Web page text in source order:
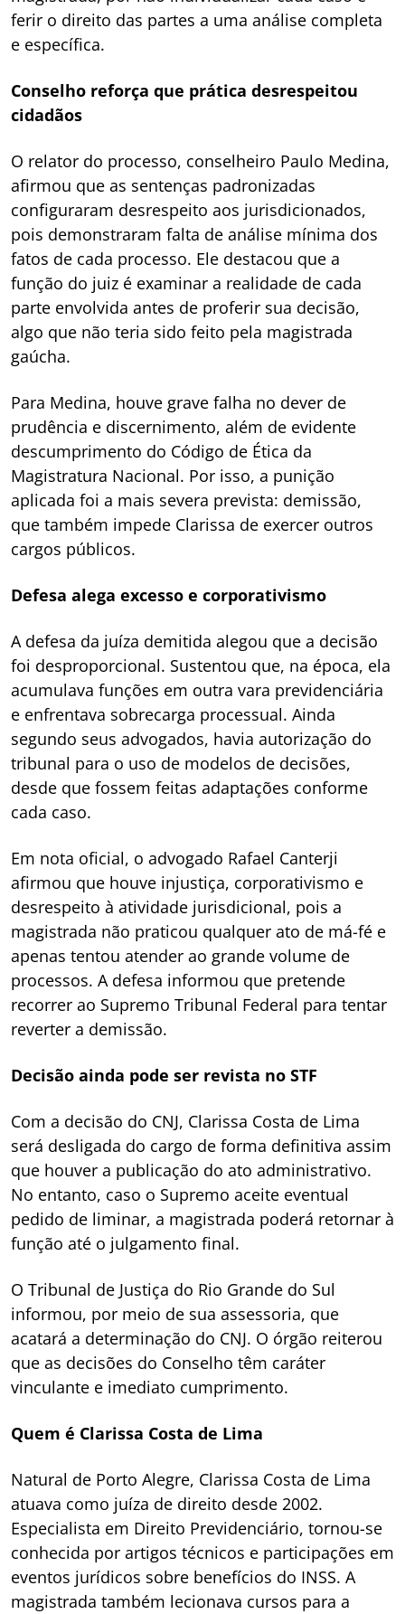
ferir o direito das partes a uma análise completa
e específica.
Conselho reforça que prática desrespeitou
cidadãos
O relator do processo, conselheiro Paulo Medina,
afirmou que as sentenças padronizadas
configuraram desrespeito aos jurisdicionados,
pois demonstraram falta de análise mínima dos
fatos de cada processo. Ele destacou que a
função do juiz é examinar a realidade de cada
parte envolvida antes de proferir sua decisão,
algo que não teria sido feito pela magistrada
gaúcha.
Para Medina, houve grave falha no dever de
prudência e discernimento, além de evidente
descumprimento do Código de Ética da
Magistratura Nacional. Por isso, a punição
aplicada foi a mais severa prevista: demissão,
que também impede Clarissa de exercer outros
cargos públicos.
Defesa alega excesso e corporativismo
A defesa da juíza demitida alegou que a decisão
foi desproporcional. Sustentou que, na época, ela
acumulava funções em outra vara previdenciária
e enfrentava sobrecarga processual. Ainda
segundo seus advogados, havia autorização do
tribunal para o uso de modelos de decisões,
desde que fossem feitas adaptações conforme
cada caso.
Em nota oficial, o advogado Rafael Canterji
afirmou que houve injustiça, corporativismo e
desrespeito à atividade jurisdicional, pois a
magistrada não praticou qualquer ato de má-fé e
apenas tentou atender ao grande volume de
processos. A defesa informou que pretende
recorrer ao Supremo Tribunal Federal para tentar
reverter a demissão.
Decisão ainda pode ser revista no STF
Com a decisão do CNJ, Clarissa Costa de Lima
será desligada do cargo de forma definitiva assim
que houver a publicação do ato administrativo.
No entanto, caso o Supremo aceite eventual
pedido de liminar, a magistrada poderá retornar à
função até o julgamento final.
O Tribunal de Justiça do Rio Grande do Sul
informou, por meio de sua assessoria, que
acatará a determinação do CNJ. O órgão reiterou
que as decisões do Conselho têm caráter
vinculante e imediato cumprimento.
Quem é Clarissa Costa de Lima
Natural de Porto Alegre, Clarissa Costa de Lima
atuava como juíza de direito desde 2002.
Especialista em Direito Previdenciário, tornou-se
conhecida por artigos técnicos e participações em
eventos jurídicos sobre benefícios do INSS. A
magistrada também lecionava cursos para a